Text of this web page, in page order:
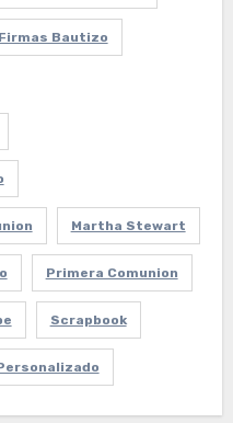
Bautizo
Martha Stewart
Primera Comunion
Scrapbook